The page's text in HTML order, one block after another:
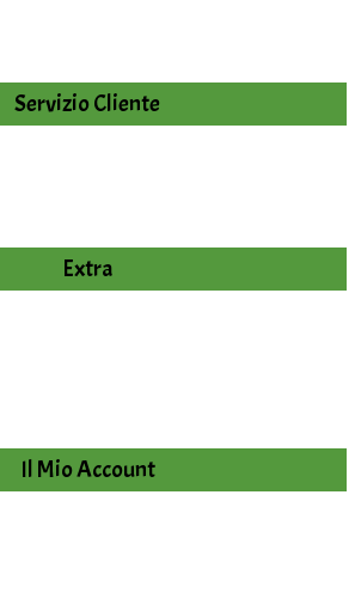
Servizio Cliente
Extra
Il Mio Account